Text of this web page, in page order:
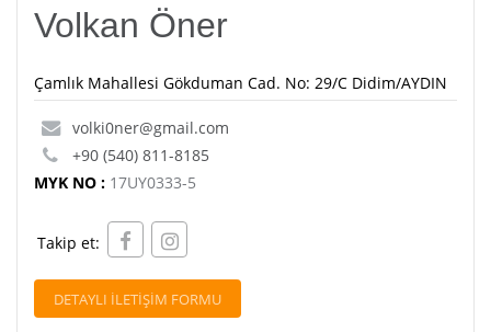
Volkan Öner
Çamlık Mahallesi Gökduman Cad. No: 29/C Didim/AYDIN
volki0ner@gmail.com
+90 (540) 811-8185
MYK NO : 17UY0333-5
Takip et:
DETAYLI İLETİŞİM FORMU